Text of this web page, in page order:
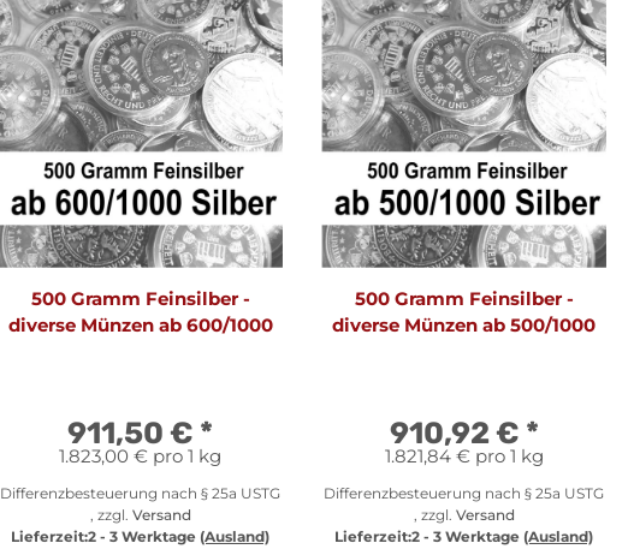
500 Gramm Feinsilber -
diverse Münzen ab 600/1000
911,50 € *
1.823,00 € pro 1 kg
Differenzbesteuerung nach § 25a USTG
, zzgl. Versand
Lieferzeit:2 - 3 Werktage (Ausland)
500 Gramm Feinsilber -
diverse Münzen ab 500/1000
910,92 € *
1.821,84 € pro 1 kg
Differenzbesteuerung nach § 25a USTG
, zzgl. Versand
Lieferzeit:2 - 3 Werktage (Ausland)